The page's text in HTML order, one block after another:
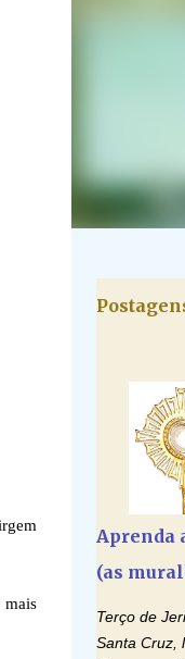
Aprenda
(as
Terço de
Santa Cruz,